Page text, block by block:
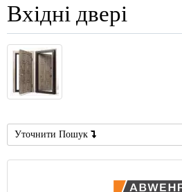
Вхідні двері
Уточнити Пошук